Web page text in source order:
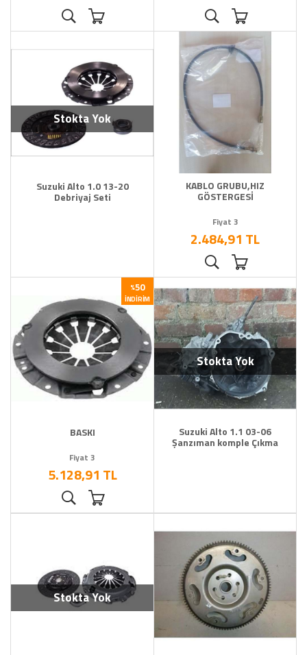
Stokta Yok
Suzuki Alto 1.0 13-20
Debriyaj Seti
KABLO GRUBU,HIZ
GÖSTERGESİ
Fiyat 3
2.484,91 TL
%50
İNDIRIM
BASKI
Fiyat 3
5.128,91 TL
Stokta Yok
Suzuki Alto 1.1 03-06
Şanzıman komple Çıkma
Stokta Yok